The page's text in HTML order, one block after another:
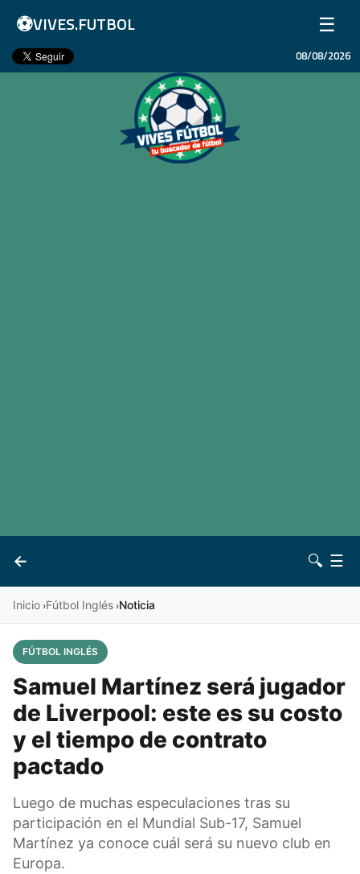
⚽VIVES.FUTBOL ☰
Inicio
08/08/2026
←
Vives 🔍 ☰
Inicio ›Fútbol Inglés ›Noticia
FÚTBOL INGLÉS
Samuel Martínez será jugador
de Liverpool: este es su costo
y el tiempo de contrato
pactado
Luego de muchas especulaciones tras su
participación en el Mundial Sub-17, Samuel
Martínez ya conoce cuál será su nuevo club en
Europa.